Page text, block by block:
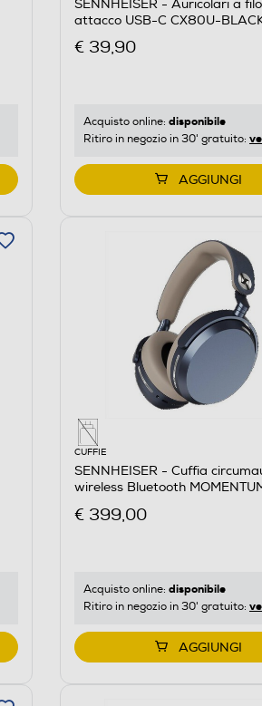
SENNHEISER - Auricolari a
attacco USB-C CX80U-
€ 39,90
Acquisto online: disponibile
Ritiro in negozio in 30' gratuito:
AGGIUNGI
CUFFIE
SENNHEISER - Cuffia
wireless Bluetooth
€ 399,00
Acquisto online: disponibile
Ritiro in negozio in 30' gratuito:
AGGIUNGI